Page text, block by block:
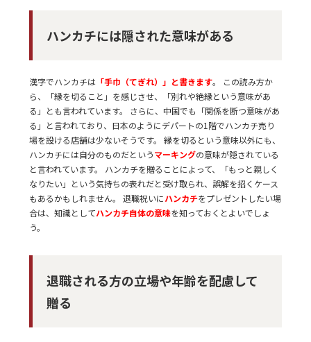
ハンカチには隠された意味がある
漢字でハンカチは「手巾（てぎれ）」と書きます。 この読み方か
ら、「縁を切ること」を感じさせ、「別れや絶縁という意味があ
る」とも言われています。 さらに、中国でも「関係を断つ意味があ
る」と言われており、日本のようにデパートの1階でハンカチ売り
場を設ける店舗は少ないそうです。 縁を切るという意味以外にも、
ハンカチには自分のものだというマーキングの意味が隠されている
と言われています。 ハンカチを贈ることによって、「もっと親しく
なりたい」という気持ちの表れだと受け取られ、誤解を招くケース
もあるかもしれません。 退職祝いにハンカチをプレゼントしたい場
合は、知識としてハンカチ自体の意味を知っておくとよいでしょ
う。
退職される方の立場や年齢を配慮して
贈る